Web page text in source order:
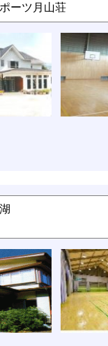
ーツ月山荘
湖